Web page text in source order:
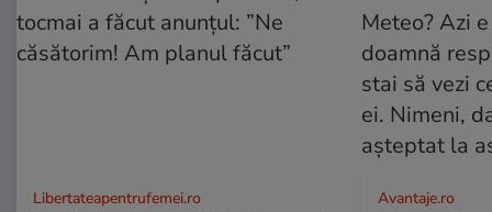
Libertateapentrufemei.ro Avantaje.ro